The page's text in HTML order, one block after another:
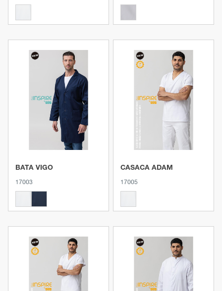
Ver producto
BATA VIGO
17003
Ver producto
CASACA ADAM
17005
Ver producto Ver producto